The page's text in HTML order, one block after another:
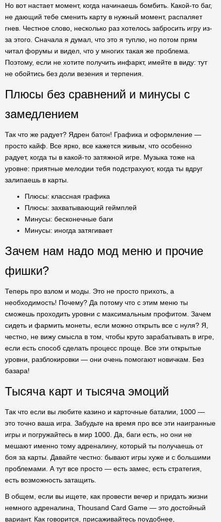
Но вот настает момент, когда начинаешь бомбить. Какой-то баг,
не дающий тебе сменить карту в нужный момент, распаляет
гнев. Честное слово, несколько раз хотелось забросить игру из-
за этого. Сначала я думал, что это я туплю, но потом прям
читал форумы и видел, что у многих такая же проблема.
Поэтому, если не хотите получить инфаркт, имейте в виду: тут
не обойтись без доли везения и терпения.
Плюсы без сравнений и минусы с
замедлением
Так что же радует? Ядрен батон! Графика и оформление —
просто кайф. Все ярко, все кажется живым, что особенно
радует, когда ты в какой-то затяжной игре. Музыка тоже на
уровне: приятные мелодии тебя подстрахуют, когда ты вдруг
залипаешь в карты.
Плюсы: классная графика
Плюсы: захватывающий геймплей
Минусы: бесконечные баги
Минусы: иногда затягивает
Зачем нам надо мод меню и прочие
фишки?
Теперь про взлом и моды. Это не просто прихоть, а
необходимость! Почему? Да потому что с этим меню ты
сможешь проходить уровни с максимальным профитом. Зачем
сидеть и фармить монеты, если можно открыть все с нуля? Я,
честно, не вижу смысла в том, чтобы круто зарабатывать в игре,
если есть способ сделать процесс проще. Все эти открытые
уровни, разблокировки — они очень помогают новичкам. Без
базара!
Тысяча карт и тысяча эмоций
Так что если вы любите казино и карточные баталии, 1000 —
это точно ваша игра. Забудьте на время про все эти наигранные
игры и погружайтесь в мир 1000. Да, баги есть, но они не
мешают именно тому адреналину, который ты получаешь от
боя за карты. Давайте честно: бывают игры хуже и с большими
проблемами. А тут все просто — есть замес, есть стратегия,
есть возможность затащить.
В общем, если вы ищете, как провести вечер и придать жизни
немного адреналина, Thousand Card Game — это достойный
вариант. Как говорится, присаживайтесь поудобнее,